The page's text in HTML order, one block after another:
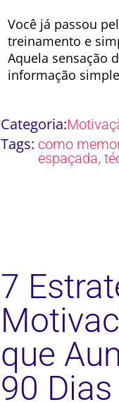
Você já passou
treinamento e
Aquela sensação
informação
Categoria:
Tags: como
espaçada,
7
que
90 Dias